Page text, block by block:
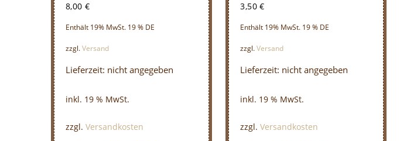
8,00 €
Enthält 19% MwSt. 19 % DE
zzgl.Versand
Lieferzeit: nicht angegeben
inkl. 19 % MwSt.
zzgl. Versandkosten
3,50€
Enthält 19% MwSt. 19 % DE
zzgl.Versand
Lieferzeit: nicht angegeben
inkl. 19 % MwSt.
zzgl.Versandkosten